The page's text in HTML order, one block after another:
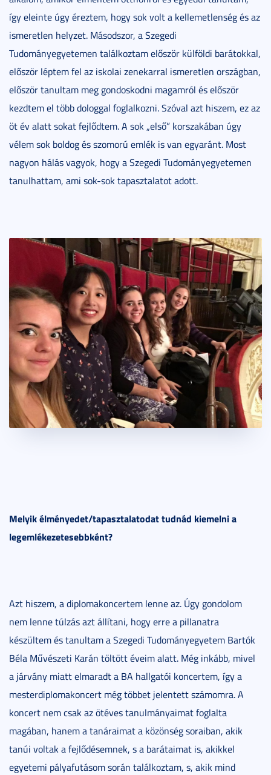
így eleinte úgy éreztem, hogy sok volt a kellemetlenség és az
ismeretlen helyzet. Másodszor, a Szegedi
Tudományegyetemen találkoztam először külföldi barátokkal,
először léptem fel az iskolai zenekarral ismeretlen országban,
először tanultam meg gondoskodni magamról és először
kezdtem el több dologgal foglalkozni. Szóval azt hiszem, ez az
öt év alatt sokat fejlődtem. A sok „első” korszakában úgy
vélem sok boldog és szomorú emlék is van egyaránt. Most
nagyon hálás vagyok, hogy a Szegedi Tudományegyetemen
tanulhattam, ami sok-sok tapasztalatot adott.
Melyik élményedet/tapasztalatodat tudnád kiemelni a
legemlékezetesebbként?
Azt hiszem, a diplomakoncertem lenne az. Úgy gondolom
nem lenne túlzás azt állítani, hogy erre a pillanatra
készültem és tanultam a Szegedi Tudományegyetem Bartók
Béla Művészeti Karán töltött éveim alatt. Még inkább, mivel
a járvány miatt elmaradt a BA hallgatói koncertem, így a
mesterdiplomakoncert még többet jelentett számomra. A
koncert nem csak az ötéves tanulmányaimat foglalta
magában, hanem a tanáraimat a közönség soraiban, akik
tanúi voltak a fejlődésemnek, s a barátaimat is, akikkel
egyetemi pályafutásom során találkoztam, s, akik mind